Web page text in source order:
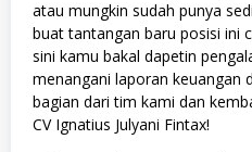
atau mungkin sudah punya
buat tantangan baru posisi ini
sini kamu bakal dapetin
menangani laporan keuangan
bagian dari tim kami dan
CV Ignatius Julyani Fintax!